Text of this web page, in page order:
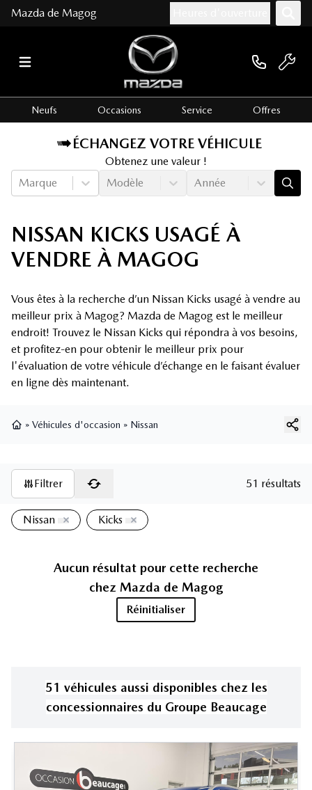
Mazda de Magog
Neufs Occasions Service Offres
ÉCHANGEZ VOTRE VÉHICULE
Obtenez une valeur !
Marque
Modèle Année
NISSAN KICKS USAGÉ À
VENDRE À MAGOG
Vous êtes à la recherche d’un Nissan Kicks usagé à vendre au
meilleur prix à Magog? Mazda de Magog est le meilleur
endroit! Trouvez le Nissan Kicks qui répondra à vos besoins,
et profitez-en pour obtenir le meilleur prix pour
l'évaluation de votre véhicule d’échange en le faisant évaluer
en ligne dès maintenant.
» Véhicules d'occasion » Nissan
Filtrer 51 résultats
Nissan Kicks
Aucun résultat pour cette recherche
chez Mazda de Magog
Réinitialiser
51 véhicules aussi disponibles chez les
concessionnaires du Groupe Beaucage